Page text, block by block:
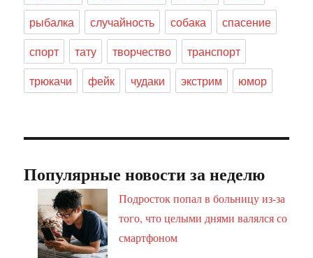
рыбалка
случайность собака
спасение
спорт
тату творчество
транспорт
трюкачи
фейк чудаки экстрим юмор
Популярные новости за неделю
Подросток попал в больницу из-за
того, что целыми днями валялся со
смартфоном